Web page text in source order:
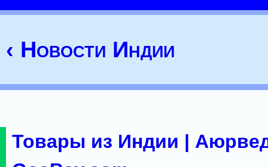
‹ Новости Индии
Товары из Индии |